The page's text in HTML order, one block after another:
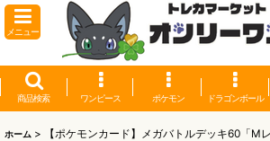
メニュー
商品検索 ワンピース ポケモン ドラゴンボール
ホーム > 【ポケモンカード】メガバトルデッキ60「M